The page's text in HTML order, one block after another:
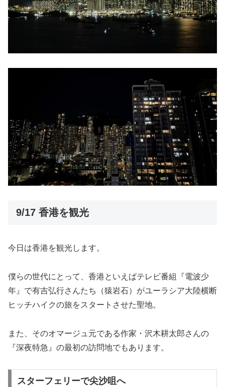
9/17 香港を観光
今日は香港を観光します。
僕らの世代にとって、香港といえばテレビ番組『電波少
年』で有吉弘行さんたち（猿岩石）がユーラシア大陸横断
ヒッチハイクの旅をスタートさせた聖地。
また、そのオマージュ元である作家・沢木耕太郎さんの
『深夜特急』の最初の訪問地でもあります。
スターフェリーで尖沙咀へ